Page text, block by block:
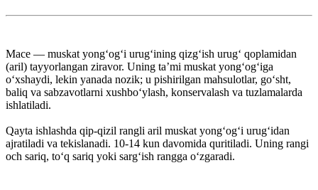
Mace — muskat yongʻogʻi urugʻining qizgʻish urugʻ qoplamidan
(aril) tayyorlangan ziravor. Uning taʼmi muskat yongʻogʻiga
oʻxshaydi, lekin yanada nozik; u pishirilgan mahsulotlar, goʻsht,
baliq va sabzavotlarni xushboʻylash, konservalash va tuzlamalarda
ishlatiladi.
Qayta ishlashda qip-qizil rangli aril muskat yongʻogʻi urugʻidan
ajratiladi va tekislanadi. 10-14 kun davomida quritiladi. Uning rangi
och sariq, toʻq sariq yoki sargʻish rangga oʻzgaradi.